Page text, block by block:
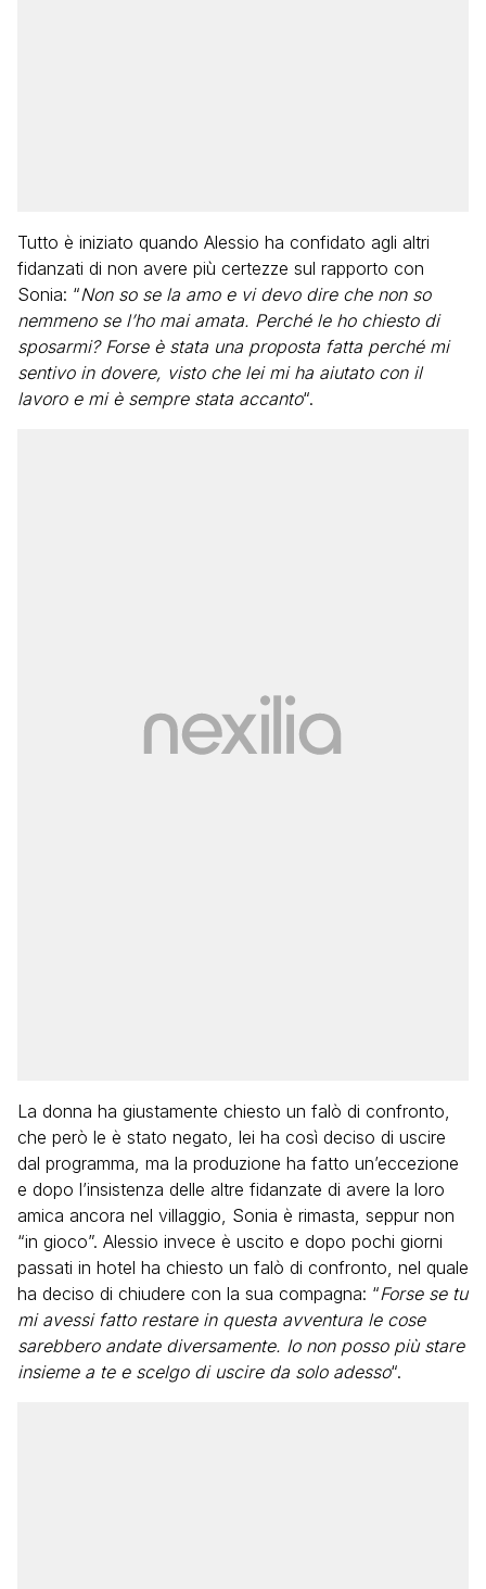
Tutto è iniziato quando Alessio ha confidato agli altri
fidanzati di non avere più certezze sul rapporto con
Sonia: “Non so se la amo e vi devo dire che non so
nemmeno se l’ho mai amata. Perché le ho chiesto di
sposarmi? Forse è stata una proposta fatta perché mi
sentivo in dovere, visto che lei mi ha aiutato con il
lavoro e mi è sempre stata accanto“.
La donna ha giustamente chiesto un falò di confronto,
che però le è stato negato, lei ha così deciso di uscire
dal programma, ma la produzione ha fatto un’eccezione
e dopo l’insistenza delle altre fidanzate di avere la loro
amica ancora nel villaggio, Sonia è rimasta, seppur non
“in gioco”. Alessio invece è uscito e dopo pochi giorni
passati in hotel ha chiesto un falò di confronto, nel quale
ha deciso di chiudere con la sua compagna: “Forse se tu
mi avessi fatto restare in questa avventura le cose
sarebbero andate diversamente. Io non posso più stare
insieme a te e scelgo di uscire da solo adesso“.